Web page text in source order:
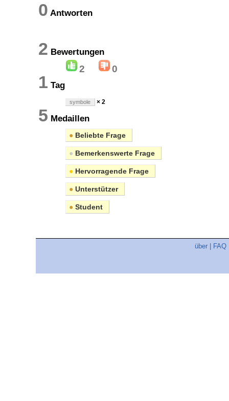
0 Antworten
2 Bewertungen
2 0
1 Tag
symbole × 2
5 Medaillen
● Beliebte Frage
● Bemerkenswerte Frage
● Hervorragende Frage
● Unterstützer
● Student
über FAQ